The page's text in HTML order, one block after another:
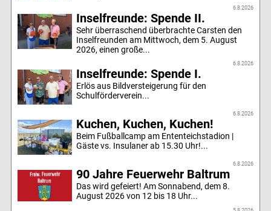
6.8.2026
Inselfreunde: Spende II.
Sehr überraschend überbrachte Carsten den
Inselfreunden am Mittwoch, dem 5. August
2026, einen große...
6.8.2026
Inselfreunde: Spende I.
Erlös aus Bildversteigerung für den
Schulförderverein...
6.8.2026
Kuchen, Kuchen, Kuchen!
Beim Fußballcamp am Ententeichstadion |
Gäste vs. Insulaner ab 15.30 Uhr!...
6.8.2026
90 Jahre Feuerwehr Baltrum
Das wird gefeiert! Am Sonnabend, dem 8.
August 2026 von 12 bis 18 Uhr...